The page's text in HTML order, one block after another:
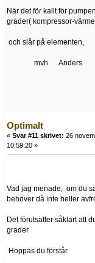
När det för kallt för
grader( kompressor-
och slår på elementen,
mvh Anders
Optimalt
« Svar #11 skrivet: 26
10:59:20 »
Vad jag menade, om du
behöver då inte heller
Det förutsätter såklart att
grader
Hoppas du förstår